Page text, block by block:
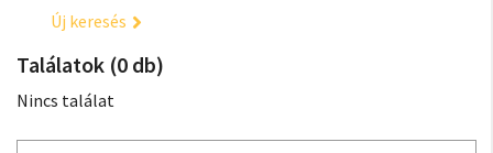
Új keresés
Találatok (0 db)
Nincs találat